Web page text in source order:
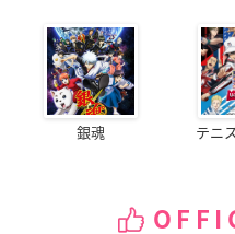
銀魂 テニ